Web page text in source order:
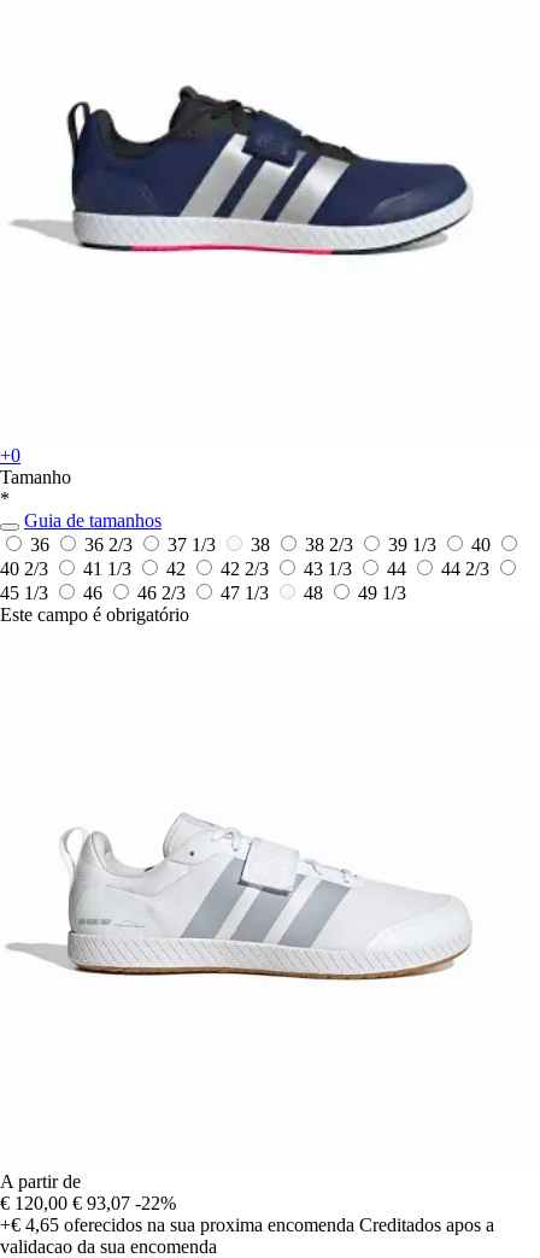
+0
Tamanho
*
Guia de tamanhos
36
36 2/3 37 1/3 38 38 2/3 39 1/3
40
40 2/3
41 1/3 42 42 2/3 43 1/3 44
44 2/3
45 1/3
46 46 2/3 47 1/3 48
49 1/3
Este campo é obrigatório
A partir de
€ 120,00 € 93,07 -22%
+€ 4,65 oferecidos na sua proxima encomenda Creditados apos a
validacao da sua encomenda